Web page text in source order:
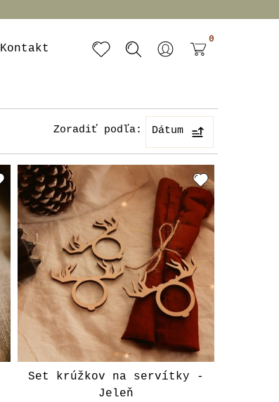
Kontakt
0
Zoradiť podľa: Dátum
Set krúžkov na servítky -
Jeleň